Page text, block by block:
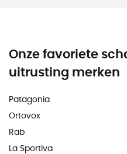
Onze favoriete
uitrusting merken
Patagonia
Ortovox
Rab
La Sportiva